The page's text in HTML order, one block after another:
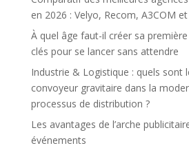
en 2026 : Velyo, Recom, A3COM
À quel âge faut-il créer sa
clés pour se lancer sans attendre
Industrie & Logistique : quels sont
convoyeur gravitaire dans la
processus de distribution ?
Les avantages de l’arche
événements